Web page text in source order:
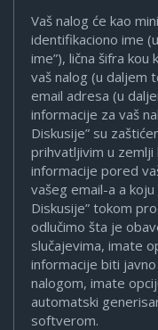
Vaš nalog će kao
identifikaciono ime
ime”), lična šifra
vaš nalog (u daljem
email adresa (u
informacije za vaš
Diskusije” su
prihvatljivim u zemlji
informacije pored
vašeg email-a a
Diskusije” tokom
odlučimo šta je
slučajevima, imate
informacije biti
nalogom, imate
automatski
softverom.